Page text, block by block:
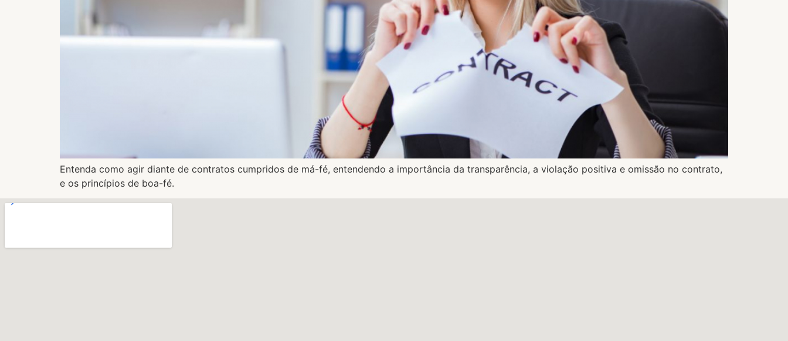
Entenda como agir diante de contratos cumpridos de má-fé, entendendo a importância da transparência, a violação positiva e omissão no contrato,
e os princípios de boa-fé.